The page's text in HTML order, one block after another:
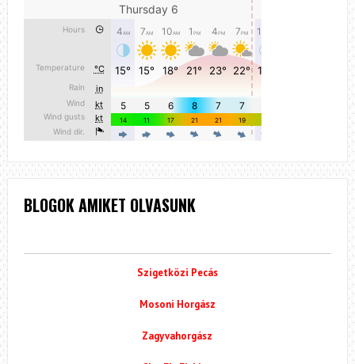
BLOGOK AMIKET OLVASUNK
Szigetközi Pecás
Mosoni Horgász
Zagyvahorgász